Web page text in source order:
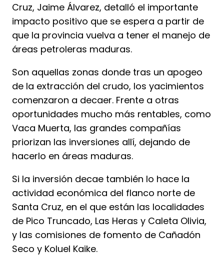
Cruz, Jaime Álvarez, detalló el importante
impacto positivo que se espera a partir de
que la provincia vuelva a tener el manejo de
áreas petroleras maduras.
Son aquellas zonas donde tras un apogeo
de la extracción del crudo, los yacimientos
comenzaron a decaer. Frente a otras
oportunidades mucho más rentables, como
Vaca Muerta, las grandes compañías
priorizan las inversiones allí, dejando de
hacerlo en áreas maduras.
Si la inversión decae también lo hace la
actividad económica del flanco norte de
Santa Cruz, en el que están las localidades
de Pico Truncado, Las Heras y Caleta Olivia,
y las comisiones de fomento de Cañadón
Seco y Koluel Kaike.